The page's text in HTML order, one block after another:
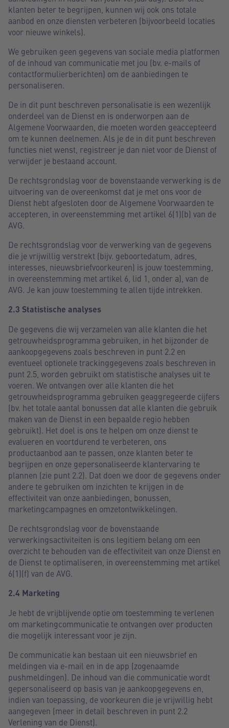
klanten beter te begrijpen, kunnen wij ook ons totale
aanbod en onze diensten verbeteren (bijvoorbeeld locaties
voor nieuwe winkels).
We gebruiken geen gegevens van sociale media platformen
of de inhoud van communicatie met jou (bv. e-mails of
contactformulierberichten) om de aanbiedingen te
personaliseren.
De in dit punt beschreven personalisatie is een wezenlijk
onderdeel van de Dienst en is onderworpen aan de
Algemene Voorwaarden, die moeten worden geaccepteerd
om te kunnen deelnemen. Als je de in dit punt beschreven
functies niet wenst, registreer je dan niet voor de Dienst of
verwijder je bestaand account.
De rechtsgrondslag voor de bovenstaande verwerking is de
uitvoering van de overeenkomst dat je met ons voor de
Dienst hebt afgesloten door de Algemene Voorwaarden te
accepteren, in overeenstemming met artikel 6(1)(b) van de
AVG.
De rechtsgrondslag voor de verwerking van de gegevens
die je vrijwillig verstrekt (bijv. geboortedatum, adres,
interesses, nieuwsbriefvoorkeuren) is jouw toestemming,
in overeenstemming met artikel 6, lid 1, onder a), van de
AVG. Je kan jouw toestemming te allen tijde intrekken.
2.3 Statistische analyses
De gegevens die wij verzamelen van alle klanten die het
getrouwheidsprogramma gebruiken, in het bijzonder de
aankoopgegevens zoals beschreven in punt 2.2 en
eventueel optionele trackinggegevens zoals beschreven in
punt 2.5, worden gebruikt om statistische analyses uit te
voeren. We ontvangen over alle klanten die het
getrouwheidsprogramma gebruiken geaggregeerde cijfers
(bv. het totale aantal bonussen dat alle klanten die gebruik
maken van de Dienst in een bepaalde regio hebben
gebruikt). Het doel is ons te helpen om onze dienst te
evalueren en voortdurend te verbeteren, ons
productaanbod aan te passen, onze klanten beter te
begrijpen en onze gepersonaliseerde klantervaring te
plannen (zie punt 2.2). Dat doen we door de gegevens onder
andere te gebruiken om inzichten te krijgen in de
effectiviteit van onze aanbiedingen, bonussen,
marketingcampagnes en omzetontwikkelingen.
De rechtsgrondslag voor de bovenstaande
verwerkingsactiviteiten is ons legitiem belang om een
overzicht te behouden van de effectiviteit van onze Dienst en
de Dienst te optimaliseren, in overeenstemming met artikel
6(1)(f) van de AVG.
2.4 Marketing
Je hebt de vrijblijvende optie om toestemming te verlenen
om marketingcommunicatie te ontvangen over producten
die mogelijk interessant voor je zijn.
De communicatie kan bestaan uit een nieuwsbrief en
meldingen via e-mail en in de app (zogenaamde
pushmeldingen). De inhoud van die communicatie wordt
gepersonaliseerd op basis van je aankoopgegevens en,
indien van toepassing, de voorkeuren die je vrijwillig hebt
aangegeven (meer in detail beschreven in punt 2.2
Verlening van de Dienst).